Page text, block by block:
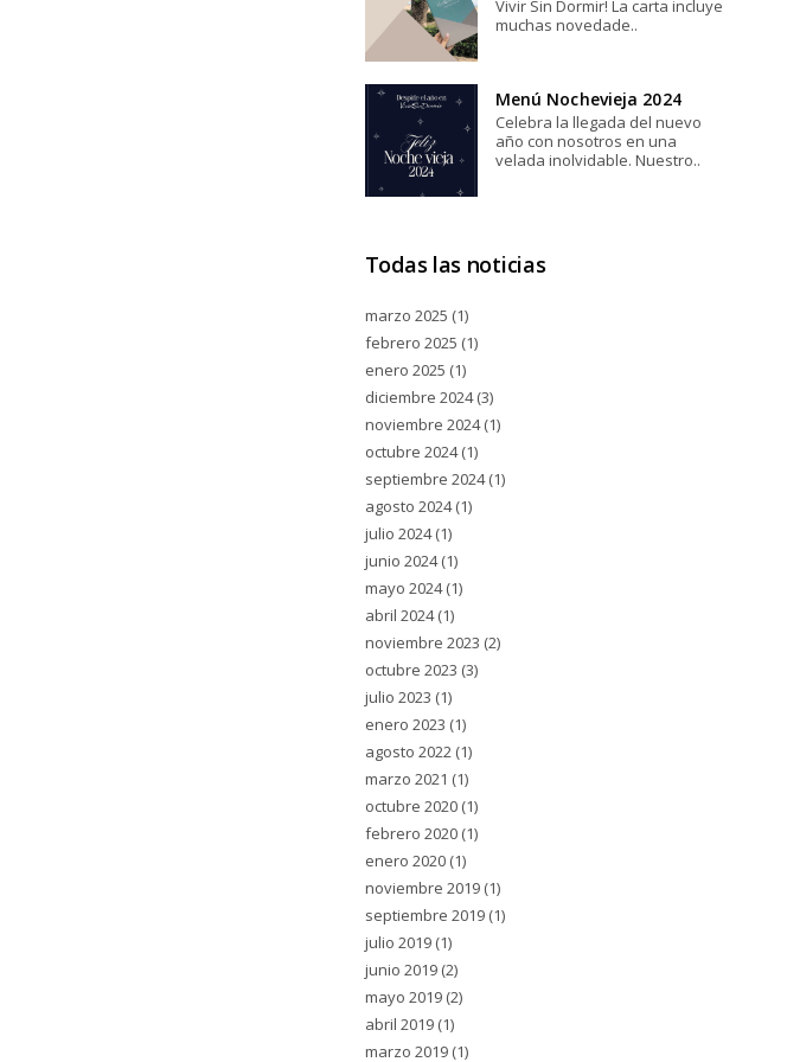
Vivir Sin Dormir! La carta incluye
muchas novedade..
Menú Nochevieja 2024
Celebra la llegada del nuevo
año con nosotros en una
velada inolvidable. Nuestro..
Todas las noticias
marzo 2025 (1)
febrero 2025 (1)
enero 2025 (1)
diciembre 2024(3)
noviembre 2024(1)
octubre 2024(1)
septiembre 2024(1)
agosto 2024(1)
julio 2024(1)
junio 2024(1)
mayo 2024(1)
abril 2024(1)
noviembre 2023 (2)
octubre 2023 (3)
julio 2023 (1)
enero 2023 (1)
agosto 2022(1)
marzo 2021 (1)
octubre 2020(1)
febrero 2020(1)
enero 2020(1)
noviembre 2019(1)
septiembre 2019(1)
julio 2019(1)
junio 2019(2)
mayo 2019(2)
abril 2019(1)
marzo 2019(1)